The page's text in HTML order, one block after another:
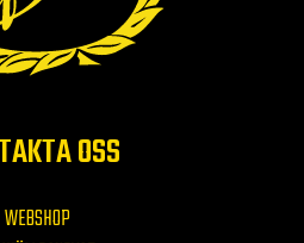
OSS
WEBSHOP